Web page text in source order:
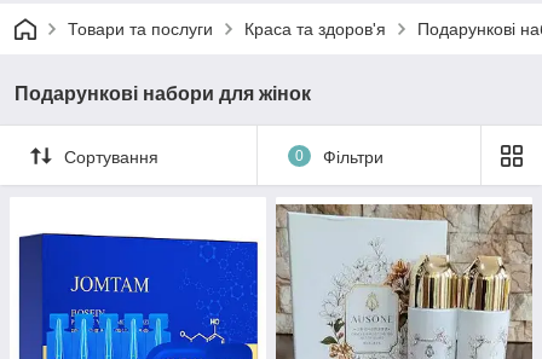
Товари та послуги Краса та здоров'я Подарункові
Подарункові набори для жінок
Сортування 0 Фільтри